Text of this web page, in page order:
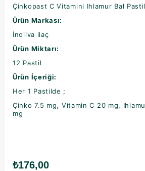
Çinkopast C Vitamini Ihlamur Bal
Ürün Markası:
İnoliva ilaç
Ürün Miktarı:
12 Pastil
Ürün İçeriği:
Her 1 Pastilde ;
Çinko 7.5 mg, Vitamin C 20 mg,
mg
₺176,00